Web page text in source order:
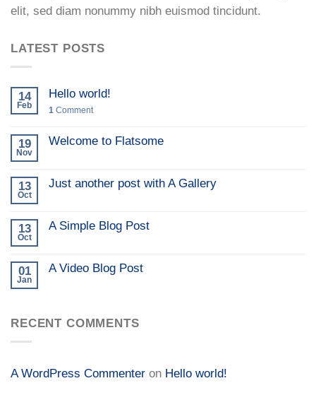
elit, sed diam nonummy nibh euismod tincidunt.
LATEST POSTS
14
Feb
Hello world!
1 Comment
19
Nov
Welcome to Flatsome
13
Oct
Just another post with A Gallery
13
Oct
A Simple Blog Post
01
Jan
A Video Blog Post
RECENT COMMENTS
A WordPress Commenter on Hello world!